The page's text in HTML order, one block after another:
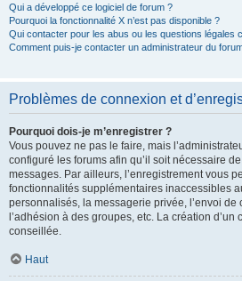
Qui a développé ce logiciel de forum ?
Pourquoi la fonctionnalité X n’est pas disponible ?
Qui contacter pour les abus ou les questions légales
Comment puis-je contacter un administrateur du
Problèmes de connexion et
Pourquoi dois-je m’enregistrer ?
Vous pouvez ne pas le faire, mais
configuré les forums afin qu’il soit nécessaire
messages. Par ailleurs, l’enregistrement vous
fonctionnalités supplémentaires inaccessibles
personnalisés, la messagerie privée, l’envoi
l’adhésion à des groupes, etc. La création
conseillée.
Haut